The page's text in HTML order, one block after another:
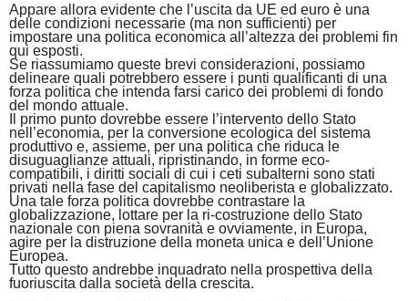
Appare allora evidente che l’uscita da UE ed euro è una
delle condizioni necessarie (ma non sufficienti) per
impostare una politica economica all’altezza dei problemi fin
qui esposti.
Se riassumiamo queste brevi considerazioni, possiamo
delineare quali potrebbero essere i punti qualificanti di una
forza politica che intenda farsi carico dei problemi di fondo
del mondo attuale.
Il primo punto dovrebbe essere l’intervento dello Stato
nell’economia, per la conversione ecologica del sistema
produttivo e, assieme, per una politica che riduca le
disuguaglianze attuali, ripristinando, in forme eco-
compatibili, i diritti sociali di cui i ceti subalterni sono stati
privati nella fase del capitalismo neoliberista e globalizzato.
Una tale forza politica dovrebbe contrastare la
globalizzazione, lottare per la ri-costruzione dello Stato
nazionale con piena sovranità e ovviamente, in Europa,
agire per la distruzione della moneta unica e dell’Unione
Europea.
Tutto questo andrebbe inquadrato nella prospettiva della
fuoriuscita dalla società della crescita.